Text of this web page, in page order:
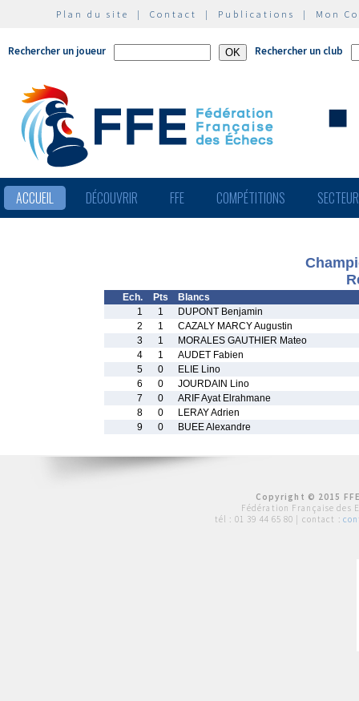
Plan du site | Contact | Publications | Mon
Rechercher un joueur Rechercher un club
ACCUEIL DÉCOUVRIR FFE COMPÉTITIONS
Ech. Pts
Blancs
1
1
DUPONT Benjamin
2
1
CAZALY MARCY Augustin
3
1
MORALES GAUTHIER Mateo
4
1
AUDET Fabien
5
0
ELIE Lino
6
0
JOURDAIN Lino
7
0
ARIF Ayat Elrahmane
8
0
LERAY Adrien
9
0 BUEE Alexandre
Copyright © 2015
Fédération Française des
tél : 01 39 44 65 80 | contact :